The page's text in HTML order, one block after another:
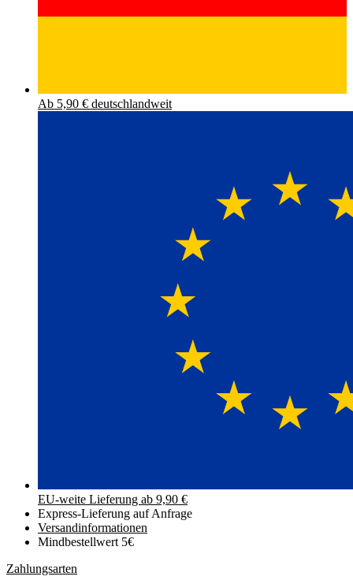
Ab 5,90 € deutschlandweit
EU-weite Lieferung ab 9,90 €
Express-Lieferung auf Anfrage
Versand­informationen
Mindbestellwert 5€
Zahlungsarten